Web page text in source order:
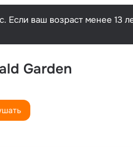
ваш возраст менее 13
Garden